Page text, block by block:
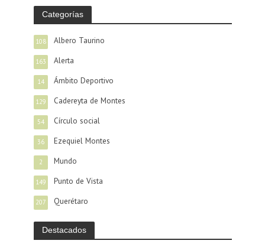
Categorías
Albero Taurino
108
Alerta
163
Ámbito Deportivo
14
Cadereyta de Montes
129
Círculo social
54
Ezequiel Montes
36
Mundo
2
Punto de Vista
149
Querétaro
207
Destacados